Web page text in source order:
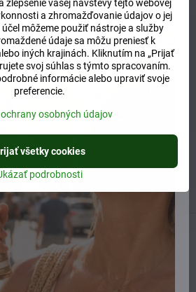
alebo pomôcť?
96
- 17:00
Nasledujúci produkt
si prezerali
zlepšenie vašej návštevy tejto webovej
a zhromažďovanie údajov o jej
môžeme použiť nástroje a služby
údaje sa môžu preniesť k
iných krajinách. Kliknutím na „Prijať
svoj súhlas s týmto spracovaním.
informácie alebo upraviť svoje
preferencie.
osobných údajov
podrobnosti
všetky cookies